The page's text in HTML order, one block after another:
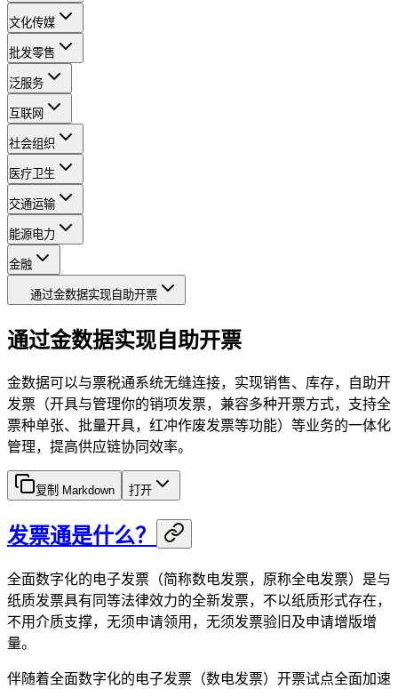
文化传媒
批发零售
泛服务
互联网
社会组织
医疗卫生
交通运输
能源电力
金融
通过金数据实现自助开票
通过金数据实现自助开票
金数据可以与票税通系统无缝连接，实现销售、库存，自助开
发票（开具与管理你的销项发票，兼容多种开票方式，支持全
票种单张、批量开具，红冲作废发票等功能）等业务的一体化
管理，提高供应链协同效率。
复制 Markdown 打开
发票通是什么？
全面数字化的电子发票（简称数电发票，原称全电发票）是与
纸质发票具有同等法律效力的全新发票，不以纸质形式存在，
不用介质支撑，无须申请领用，无须发票验旧及申请增版增
量。
伴随着全面数字化的电子发票（数电发票）开票试点全面加速